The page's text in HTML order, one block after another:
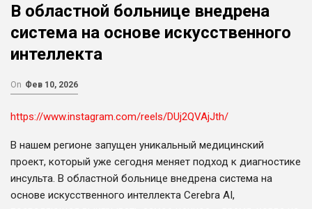
В областной больнице внедрена
система на основе искусственного
интеллекта
On Фев 10, 2026
https://www.instagram.com/reels/DUj2QVAjJth/
В нашем регионе запущен уникальный медицинский
проект, который уже сегодня меняет подход к диагностике
инсульта. В областной больнице внедрена система на
основе искусственного интеллекта Cerebra AI,